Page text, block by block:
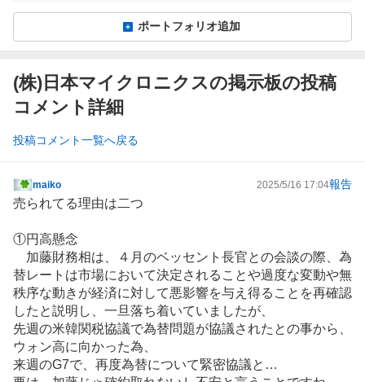
ポートフォリオ追加
(株)日本マイクロニクスの掲示板の投稿
コメント詳細
投稿コメント一覧へ戻る
掲
示
記
maiko 2025/5/16 17:04報告
売られてる理由は二つ
①円高懸念
加藤財務相は、４月のベッセント長官との会談の際、為
替レートは市場において決定されることや過度な変動や無
秩序な動きが経済に対して悪影響を与え得ることを再確認
したと説明し、一旦落ち着いていましたが、
先週の米韓関税協議で為替問題が協議されたとの事から、
ウォン高に向かった為、
来週のG7で、再度為替について緊密協議と…